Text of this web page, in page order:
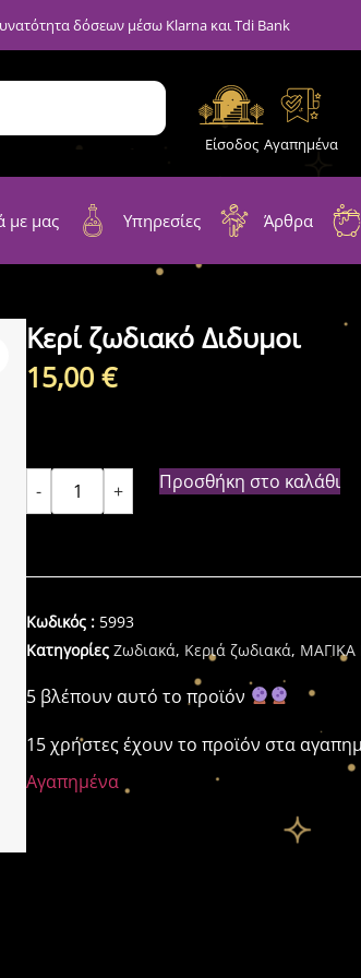
δόσεων μέσω Klarna και Tdi Bank
Είσοδος Αγαπημένα
με μας Υπηρεσίες Άρθρα
Κερί ζωδιακό Διδυμοι
15,00€
- + Προσθήκη στο καλάθι
Κωδικός : 5993
Κατηγορίες Ζωδιακά, Κεριά ζωδιακά, ΜΑΓΙΚΑ
5 βλέπουν αυτό το προϊόν
15 χρήστες έχουν το προϊόν στα
Αγαπημένα